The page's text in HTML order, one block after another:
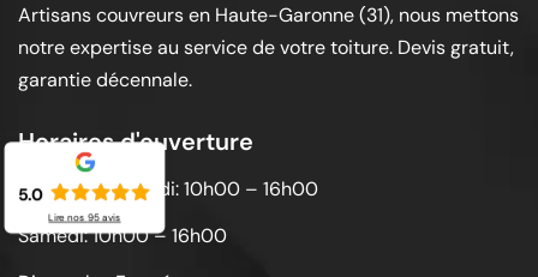
Artisans couvreurs en Haute-Garonne (31), nous mettons
notre expertise au service de votre toiture. Devis gratuit,
garantie décennale.
Horaires d'ouverture
Lundi au vendredi: 10h00 – 16h00
Samedi: 10h00 – 16h00
5.0
Lire nos 95avis